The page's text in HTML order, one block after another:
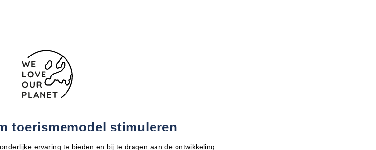
toerismemodel stimuleren
ervaring te bieden en bij te dragen aan de ontwikkeling